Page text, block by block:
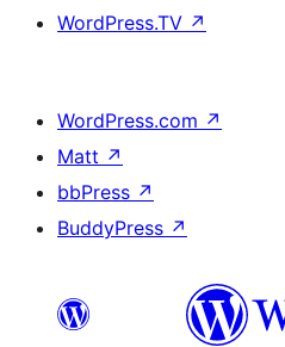
WordPress.TV ↗
WordPress.com ↗
Matt ↗
bbPress ↗
BuddyPress ↗